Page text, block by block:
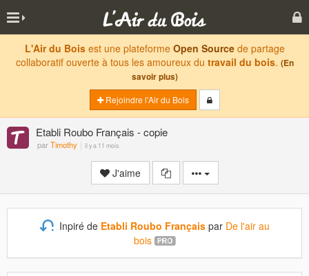
L'Air du Boisest une plateforme Open Sourcede partage
collaboratif ouverte à tous les amoureux du travail du bois. (En
savoir plus)
Rejoindre l'Air du Bois
Etabli Roubo Français - copie
parTimothy il y a 11 mois
J'aime
Inpiré de Etabli Roubo Français par De l'air au
bois